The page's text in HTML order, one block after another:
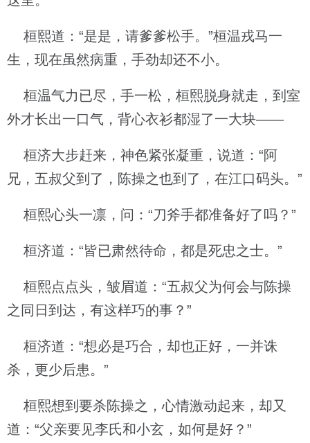
桓熙道：“是是，请爹爹松手。”桓温戎马一
生，现在虽然病重，手劲却还不小。
桓温气力已尽，手一松，桓熙脱身就走，到室
外才长出一口气，背心衣衫都湿了一大块——
桓济大步赶来，神色紧张凝重，说道：“阿
兄，五叔父到了，陈操之也到了，在江口码头。”
桓熙心头一凛，问：“刀斧手都准备好了吗？”
桓济道：“皆已肃然待命，都是死忠之士。”
桓熙点点头，皱眉道：“五叔父为何会与陈操
之同日到达，有这样巧的事？”
桓济道：“想必是巧合，却也正好，一并诛
杀，更少后患。”
桓熙想到要杀陈操之，心情激动起来，却又
道：“父亲要见李氏和小玄，如何是好？”